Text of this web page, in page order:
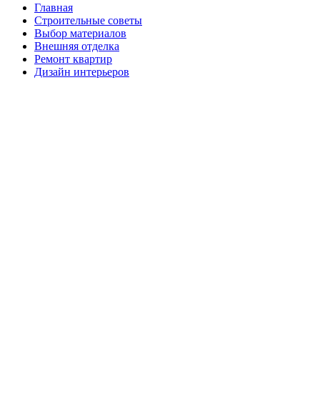
Главная
Строительные советы
Выбор материалов
Внешняя отделка
Ремонт квартир
Дизайн интерьеров